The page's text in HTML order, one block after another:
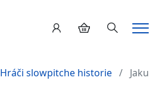
Hledání
Hráči slowpitche historie